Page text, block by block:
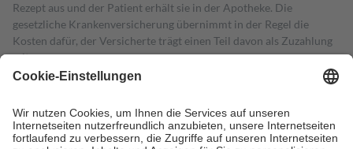
Rezept aus und der Patient erhält sie in der Apotheke. Die
gesetzliche Krankenversicherung übernimmt in der Regel die
Kosten dafür, der Versicherte trägt einen Teil davon als Zuzahlung
mit.
Grundsätzlich leisten Mitglieder Zuzahlungen in Höhe von zehn
höchstens zehn Euro.
Es sind jedoch nie mehr als die tatsächlichen
Kosten der Leistung zu entrichten.
Diese Regeln gelten grundsätzlich auch für Online-Apotheken.